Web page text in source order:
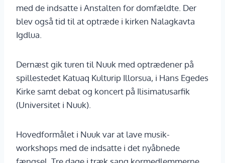
med de indsatte i Anstalten for domfældte. Der
blev også tid til at optræde i kirken Nalagkavta
Igdlua.
Dernæst gik turen til Nuuk med optrædener på
spillestedet Katuaq Kulturip Illorsua, i Hans Egedes
Kirke samt debat og koncert på Ilisimatusarfik
(Universitet i Nuuk).
Hovedformålet i Nuuk var at lave musik-
workshops med de indsatte i det nyåbnede